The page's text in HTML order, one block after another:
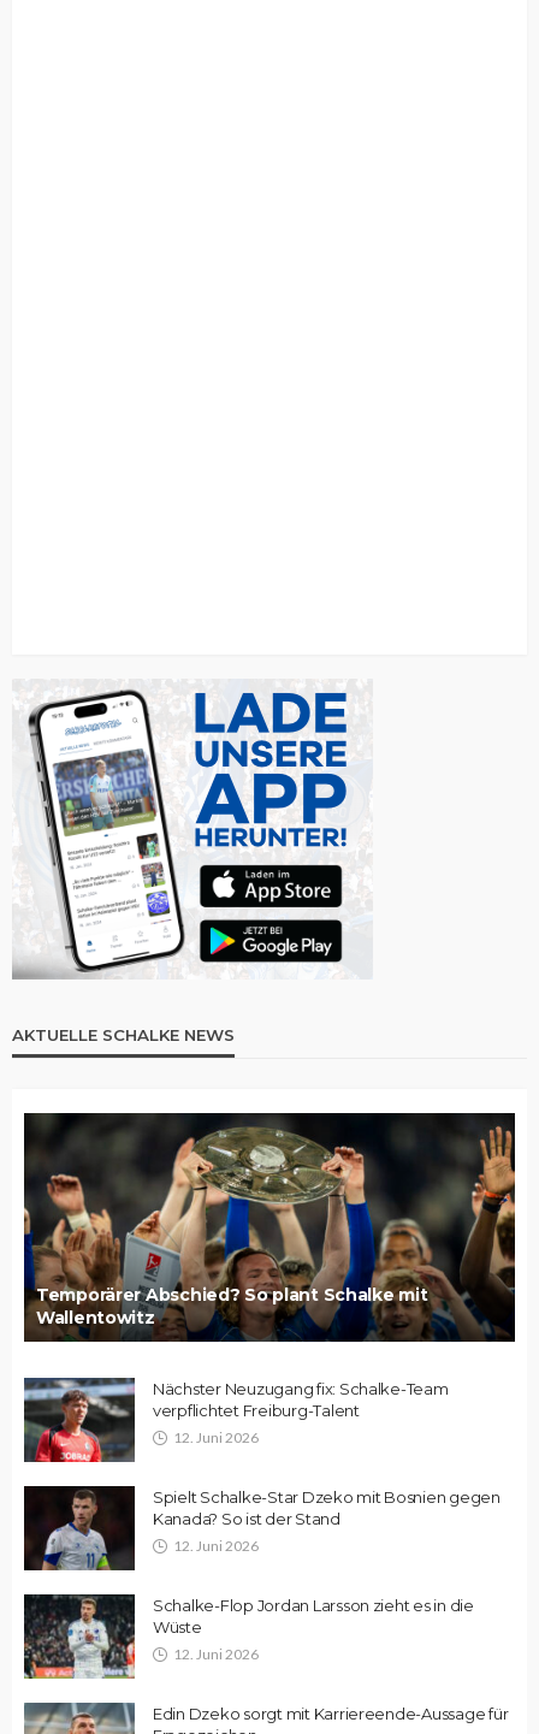
AKTUELLE SCHALKE NEWS
Temporärer Abschied? So plant Schalke mit
Wallentowitz
Nächster Neuzugang fix: Schalke-Team
verpflichtet Freiburg-Talent
12. Juni 2026
Spielt Schalke-Star Dzeko mit Bosnien gegen
Kanada? So ist der Stand
12. Juni 2026
Schalke-Flop Jordan Larsson zieht es in die
Wüste
12. Juni 2026
Edin Dzeko sorgt mit Karriereende-Aussage für